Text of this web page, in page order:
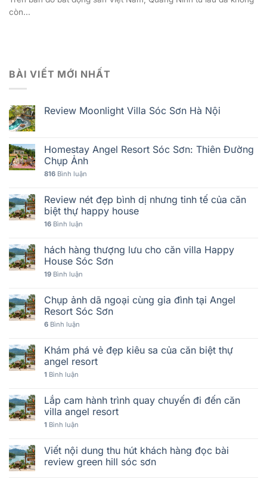
còn...
BÀI VIẾT MỚI NHẤT
Review Moonlight Villa Sóc Sơn Hà Nội
Homestay Angel Resort Sóc Sơn: Thiên Đường
Chụp Ảnh
816 Bình luận
Review nét đẹp bình dị nhưng tinh tế của căn
biệt thự happy house
16 Bình luận
hách hàng thượng lưu cho căn villa Happy
House Sóc Sơn
19 Bình luận
Chụp ảnh dã ngoại cùng gia đình tại Angel
Resort Sóc Sơn
6 Bình luận
Khám phá vẻ đẹp kiêu sa của căn biệt thự
angel resort
1 Bình luận
Lắp cam hành trình quay chuyến đi đến căn
villa angel resort
1 Bình luận
Viết nội dung thu hút khách hàng đọc bài
review green hill sóc sơn